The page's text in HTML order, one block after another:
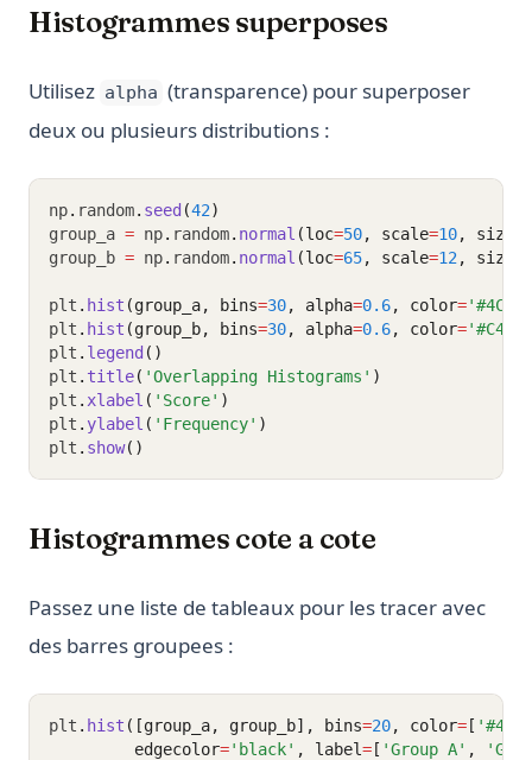
Histogrammes superposes
Utilisez alpha (transparence) pour superposer
deux ou plusieurs distributions :
np. random. seed (42)
group_a = np. random. normal (loc=50, scale=10, size
group_b = np. random. normal (loc=65, scale=12 , size
plt . hist (group_a, bins=30, alpha=0.6, color=
plt . hist (group_b, bins=30, alpha=0.6, color=
plt . legend ()
plt . title( 'Overlapping Histograms' )
plt . xlabel ( 'Score' )
plt . ylabel ( 'Frequency' )
plt . show()
Histogrammes cote a cote
Passez une liste de tableaux pour les tracer avec
des barres groupees :
plt . hist ([group_a, group_b], bins=20, color= [
         edgecolor
='black' , label= [ 'Group A' ,